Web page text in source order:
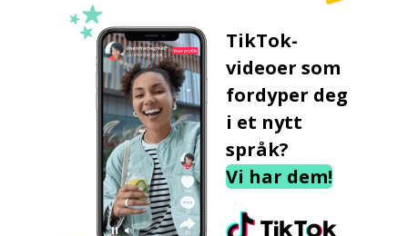
TikTok-
videoer som
fordyper deg
i et nytt
språk?
Vi har dem!